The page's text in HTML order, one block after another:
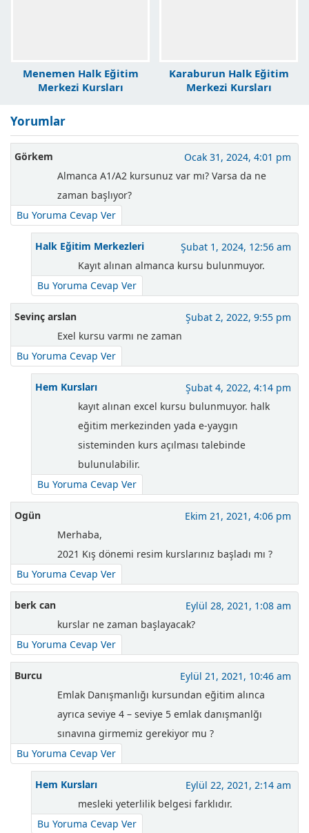
Menemen Halk Eğitim
Merkezi Kursları
Karaburun Halk Eğitim
Merkezi Kursları
Yorumlar
Görkem
Ocak 31, 2024, 4:01 pm
Almanca A1/A2 kursunuz var mı? Varsa da ne
zaman başlıyor?
Bu Yoruma Cevap Ver
Halk Eğitim Merkezleri
Şubat 1, 2024, 12:56 am
Kayıt alınan almanca kursu bulunmuyor.
Bu Yoruma Cevap Ver
Sevinç arslan
Şubat 2, 2022, 9:55 pm
Exel kursu varmı ne zaman
Bu Yoruma Cevap Ver
Hem Kursları
Şubat 4, 2022, 4:14 pm
kayıt alınan excel kursu bulunmuyor. halk
eğitim merkezinden yada e-yaygın
sisteminden kurs açılması talebinde
bulunulabilir.
Bu Yoruma Cevap Ver
Ogün
Ekim 21, 2021, 4:06 pm
Merhaba,
2021 Kış dönemi resim kurslarınız başladı mı ?
Bu Yoruma Cevap Ver
berk can
Eylül 28, 2021, 1:08 am
kurslar ne zaman başlayacak?
Bu Yoruma Cevap Ver
Burcu
Eylül 21, 2021, 10:46 am
Emlak Danışmanlığı kursundan eğitim alınca
ayrıca seviye 4 – seviye 5 emlak danışmanlğı
sınavına girmemiz gerekiyor mu ?
Bu Yoruma Cevap Ver
Hem Kursları
Eylül 22, 2021, 2:14 am
mesleki yeterlilik belgesi farklıdır.
Bu Yoruma Cevap Ver